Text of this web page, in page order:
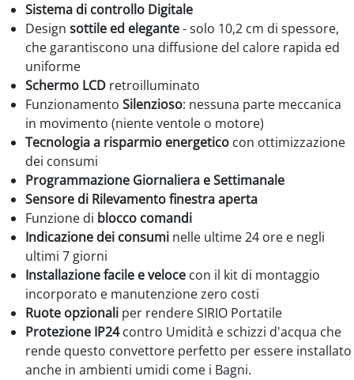
Sistema di controllo Digitale
Design sottile ed elegante- solo 10,2 cm di spessore,
che garantiscono una diffusione del calore rapida ed
uniforme
Schermo LCD retroilluminato
Funzionamento Silenzioso: nessuna parte meccanica
in movimento (niente ventole o motore)
Tecnologia a risparmio energetico con ottimizzazione
dei consumi
Programmazione Giornaliera e Settimanale
Sensore di Rilevamento finestra aperta
Funzione di blocco comandi
Indicazione dei consumi nelle ultime 24 ore e negli
ultimi 7 giorni
Installazione facile e veloce con il kit di montaggio
incorporato e manutenzione zero costi
Ruote opzionali per rendere SIRIO Portatile
Protezione IP24contro Umidità e schizzi d'acqua che
rende questo convettore perfetto per essere installato
anche in ambienti umidi come i Bagni.